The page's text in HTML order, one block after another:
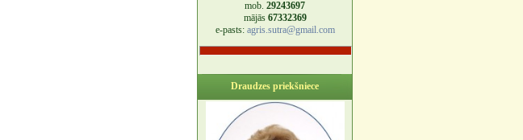
mob. 29243697
mājās 67332369
e-pasts: agris.sutra@gmail.com
Draudzes priekšniece